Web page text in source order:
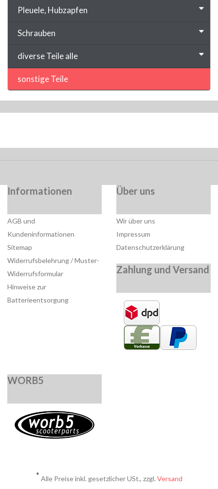
Pleuele, Hubzapfen
Schrauben
diverse Teile alle
sonstige Teile
Informationen
AGB und
Kundeninformationen
Sitemap
Widerrufsbelehrung / Muster-
Widerrufsformular
Hinweise zur
Batterieentsorgung
Über uns
Wir über uns
Impressum
Datenschutzerklärung
Zahlung und Versand
WORB5
* Alle Preise inkl. gesetzlicher USt., zzgl. Versand